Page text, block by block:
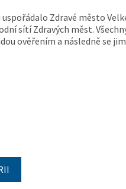
uspořádalo Zdravé město
sítí Zdravých měst.
ověřením a následně se